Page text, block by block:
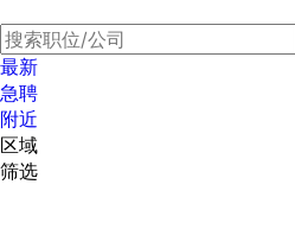
最新
急聘
附近
区域
筛选